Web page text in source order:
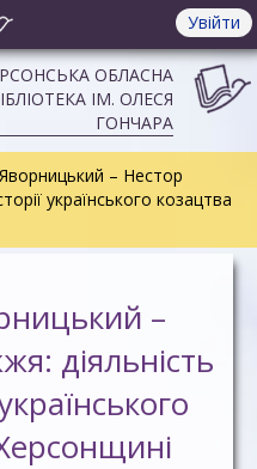
Увійти
ОБЛАСНА
ІМ. ОЛЕСЯ
ГОНЧАРА
– Нестор
українського козацтва
–
діяльність